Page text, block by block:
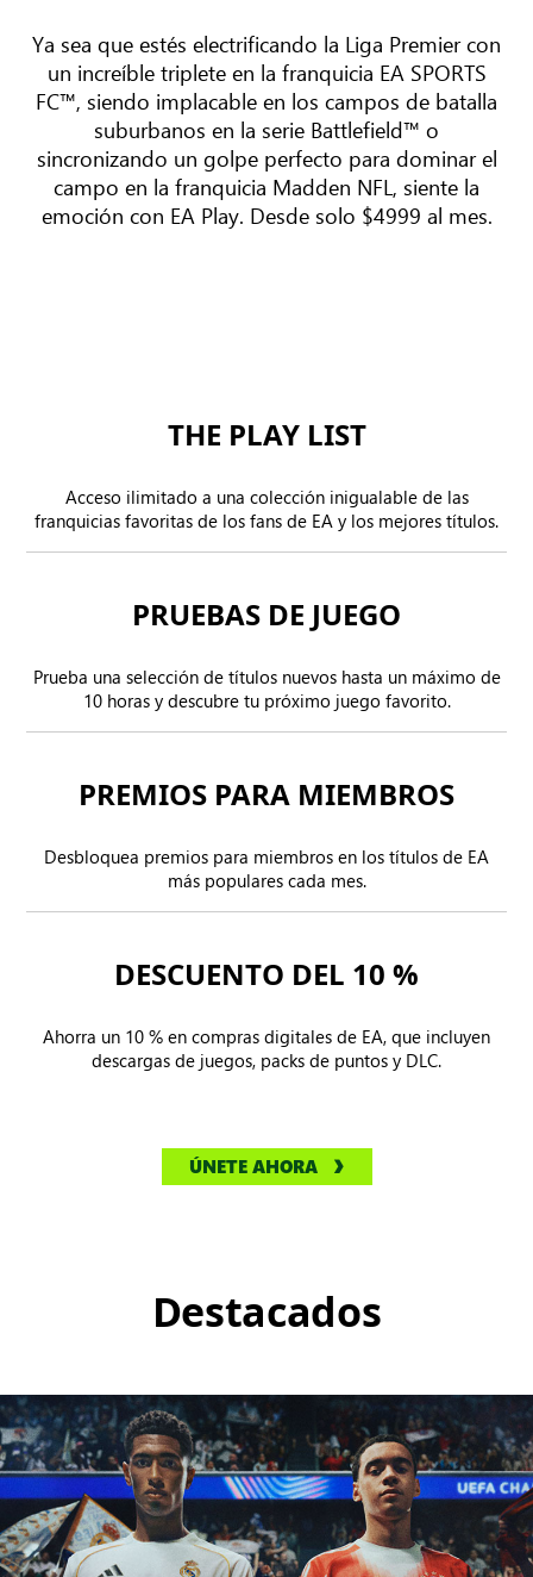
Ya sea que estés electrificando la Liga Premier con
un increíble triplete en la franquicia EA SPORTS
FC™, siendo implacable en los campos de batalla
suburbanos en la serie Battlefield™ o
sincronizando un golpe perfecto para dominar el
campo en la franquicia Madden NFL, siente la
emoción con EA Play. Desde solo $4999 al mes.
THE PLAY LIST
Acceso ilimitado a una colección inigualable de las
franquicias favoritas de los fans de EA y los mejores títulos.
PRUEBAS DE JUEGO
Prueba una selección de títulos nuevos hasta un máximo de
10 horas y descubre tu próximo juego favorito.
PREMIOS PARA MIEMBROS
Desbloquea premios para miembros en los títulos de EA
más populares cada mes.
DESCUENTO DEL 10 %
Ahorra un 10 % en compras digitales de EA, que incluyen
descargas de juegos, packs de puntos y DLC.
ÚNETE AHORA
Destacados